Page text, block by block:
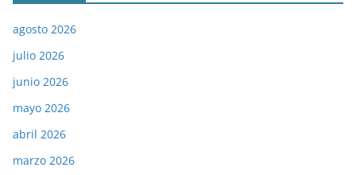
agosto 2026
julio 2026
junio 2026
mayo 2026
abril 2026
marzo 2026